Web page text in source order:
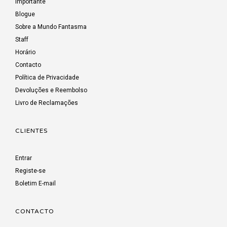
Blogue
Sobre a Mundo Fantasma
Staff
Horário
Contacto
Política de Privacidade
Devoluções e Reembolso
Livro de Reclamações
CLIENTES
Entrar
Registe-se
Boletim E-mail
CONTACTO